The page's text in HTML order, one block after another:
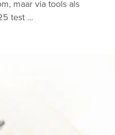
maar via tools als
test ...